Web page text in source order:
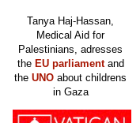
Tanya Haj-Hassan,
Medical Aid for
Palestinians, adresses
the EU parliamentand
the UNO about childrens
in Gaza